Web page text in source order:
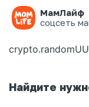
МамЛайф
соцсеть
Ошибка на
Найдите